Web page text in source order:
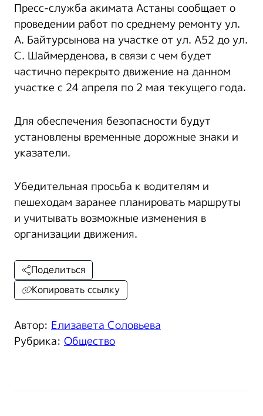
Пресс-служба акимата Астаны сообщает о
проведении работ по среднему ремонту ул.
А. Байтурсынова на участке от ул. А52 до ул.
С. Шаймерденова, в связи с чем будет
частично перекрыто движение на данном
участке с 24 апреля по 2 мая текущего года.
Для обеспечения безопасности будут
установлены временные дорожные знаки и
указатели.
Убедительная просьба к водителям и
пешеходам заранее планировать маршруты
и учитывать возможные изменения в
организации движения.
Автор: Елизавета Соловьева
Рубрика: Общество
Поделиться
Копировать ссылку